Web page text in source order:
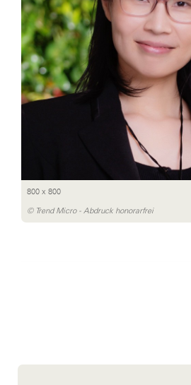
800 x 800
© Trend Micro - Abdruck honorarfrei